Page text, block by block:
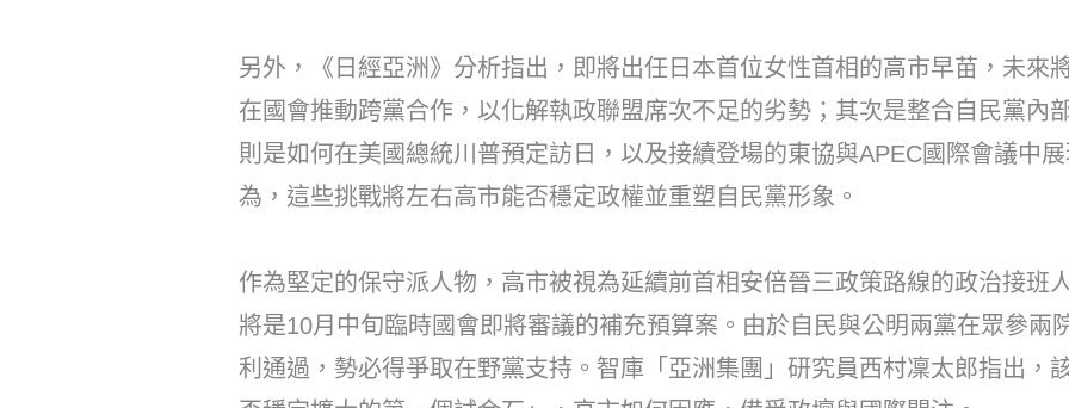
另外，《日經亞洲》分析指出，即將出任日本首位女性首相的高市早苗，未來
在國會推動跨黨合作，以化解執政聯盟席次不足的劣勢；其次是整合自民黨內
則是如何在美國總統川普預定訪日，以及接續登場的東協與APEC國際會議中
為，這些挑戰將左右高市能否穩定政權並重塑自民黨形象。
作為堅定的保守派人物，高市被視為延續前首相安倍晉三政策路線的政治接班
將是10月中旬臨時國會即將審議的補充預算案。由於自民與公明兩黨在眾參兩
利通過，勢必得爭取在野黨支持。智庫「亞洲集團」研究員西村凜太郎指出，